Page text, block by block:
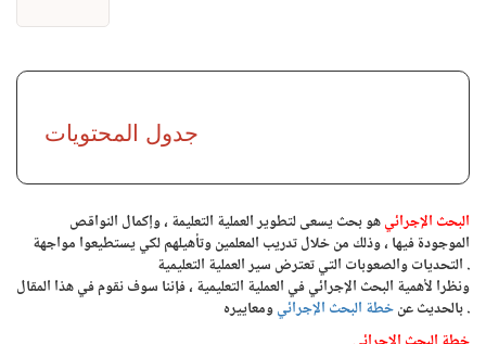
جدول المحتويات
البحث الإجرائيهو بحث يسعى لتطوير العملية التعليمة ، وإكمال النواقص
الموجودة فيها ، وذلك من خلال تدريب المعلمين وتأهيلهم لكي يستطيعوا مواجهة
التحديات والصعوبات التي تعترض سير العملية التعليمية .
ونظرا لأهمية البحث الإجرائي في العملية التعليمية ، فإننا سوف نقوم في هذا المقال
بالحديث عنخطة البحث الإجرائي
ومعاييره .